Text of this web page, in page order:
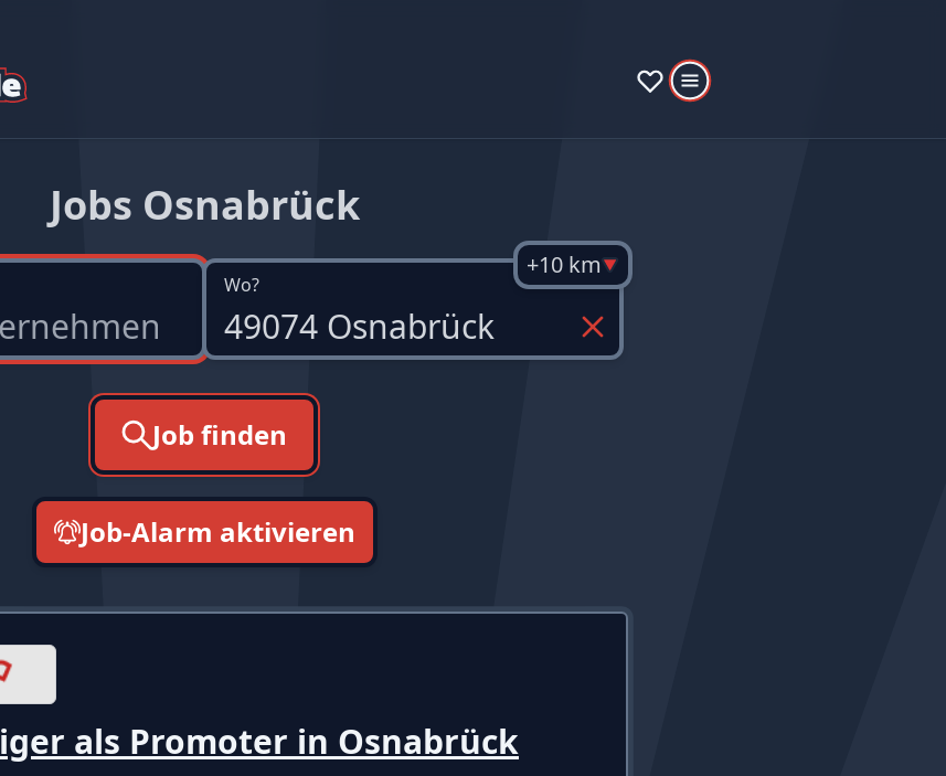
Jobs Osnabrück
Wo?
+10 km
Job finden
Job-Alarm aktivieren
als Promoter in Osnabrück